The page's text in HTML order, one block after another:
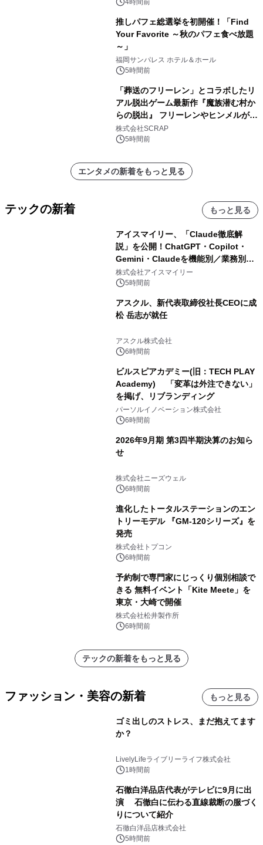
4時間前
推しパフェ総選挙を初開催！「Find
Your Favorite ～秋のパフェ食べ放題
～」
福岡サンパレス ホテル＆ホール
5時間前
「葬送のフリーレン」とコラボしたリ
アル脱出ゲーム最新作『魔族潜む村か
らの脱出』 フリーレンやヒンメルが武
器を手に魔族を見据える描き下ろしメ
インビジュアル公開
株式会社SCRAP
5時間前
エンタメの新着をもっと見る
テックの新着 もっと見る
アイスマイリー、「Claude徹底解
説」を公開！ChatGPT・Copilot・
Gemini・Claudeを機能別／業務別に
比較―自社に合う生成AIの選び方がわ
かる実践ガイド
株式会社アイスマイリー
5時間前
アスクル、新代表取締役社長CEOに成
松 岳志が就任
アスクル株式会社
6時間前
ビルスピアカデミー(旧：TECH PLAY
Academy) 「変革は外注できない」
を掲げ、リブランディング
パーソルイノベーション株式会社
6時間前
2026年9月期 第3四半期決算のお知ら
せ
株式会社ニーズウェル
6時間前
進化したトータルステーションのエン
トリーモデル 『GM-120シリーズ』を
発売
株式会社トプコン
6時間前
予約制で専門家にじっくり個別相談で
きる 無料イベント「Kite Meete」を
東京・大崎で開催
株式会社松井製作所
6時間前
テックの新着をもっと見る
ファッション・美容の新着 もっと見る
ゴミ出しのストレス、まだ抱えてます
か？
LivelyLifeライブリーライフ株式会社
1時間前
石徹白洋品店代表がテレビに9月に出
演 石徹白に伝わる直線裁断の服づく
りについて紹介
石徹白洋品店株式会社
5時間前